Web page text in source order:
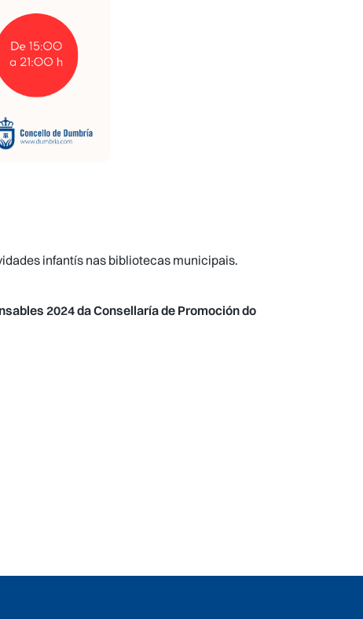
infantís nas bibliotecas municipais.
2024 da Consellaría de Promoción do